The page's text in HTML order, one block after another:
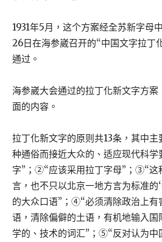
1931年5月，这个方案经全苏新字母
26日在海参崴召开的“中国文字拉丁
通过。
海参崴大会通过的拉丁化新文字方
面的内容。
拉丁化新文字的原则共13条，其中
种通俗而接近大众的、适应现代科
字”；②“应该采用拉丁字母”；③“这
言，也不只以北京一地方言为标准的
的大众口语”；④“必须清除政治上有
语，清除偏僻的土语，有机地输入
学的、技术的词汇”；⑤“反对认为中